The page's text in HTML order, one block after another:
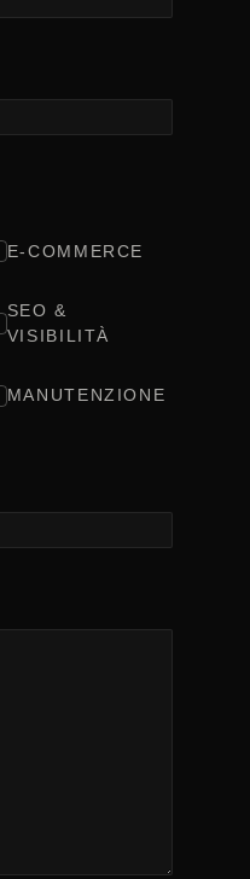
E-COMMERCE
SEO &
VISIBILITÀ
MANUTENZIONE